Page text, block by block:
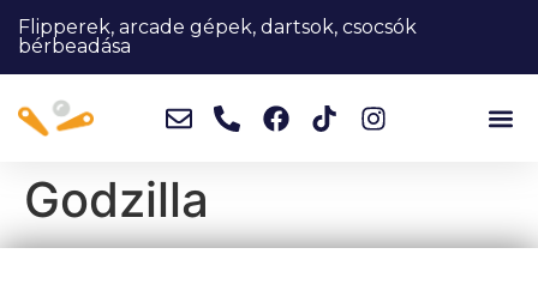
Flipperek, arcade gépek, dartsok, csocsók
bérbeadása
Godzilla